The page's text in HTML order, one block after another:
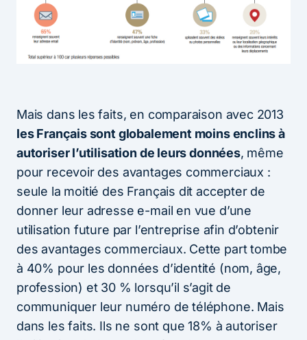
Mais dans les faits, en comparaison avec 2013
les Français sont globalement moins enclins à
autoriser l’utilisation de leurs données, même
pour recevoir des avantages commerciaux :
seule la moitié des Français dit accepter de
donner leur adresse e-mail en vue d’une
utilisation future par l’entreprise afin d’obtenir
des avantages commerciaux. Cette part tombe
à 40% pour les données d’identité (nom, âge,
profession) et 30 % lorsqu’il s’agit de
communiquer leur numéro de téléphone. Mais
dans les faits. Ils ne sont que 18% à autoriser